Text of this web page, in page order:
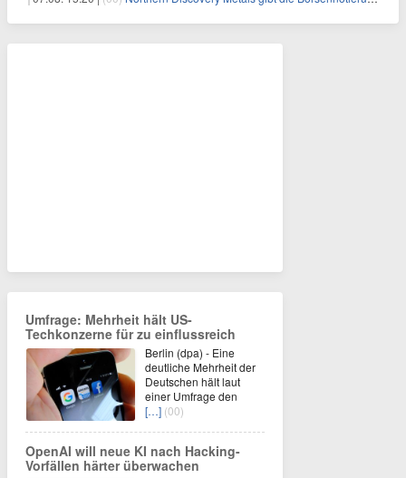
Umfrage: Mehrheit hält US-
Techkonzerne für zu einflussreich
Berlin (dpa) - Eine
deutliche Mehrheit der
Deutschen hält laut
einer Umfrage den
[…] (00)
OpenAI will neue KI nach Hacking-
Vorfällen härter überwachen